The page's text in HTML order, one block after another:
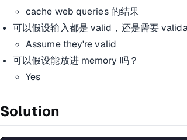
cache web queries 的结果
可以假设输入都是 valid，还是需要
Assume they're valid
可以假设能放进 memory 吗？
Yes
Solution